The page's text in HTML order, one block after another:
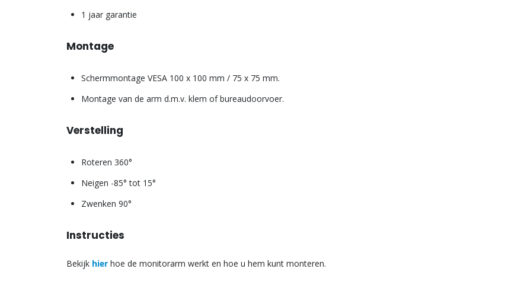
1 jaar garantie
Montage
Schermmontage VESA 100 x 100 mm / 75 x 75 mm.
Montage van de arm d.m.v. klem of bureaudoorvoer.
Verstelling
Roteren 360°
Neigen -85° tot 15°
Zwenken 90°
Instructies
Bekijk hier hoe de monitorarm werkt en hoe u hem kunt monteren.